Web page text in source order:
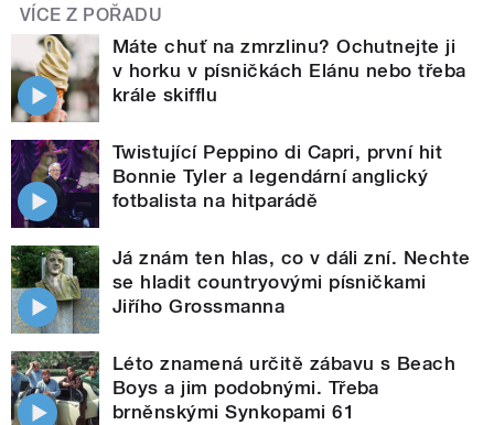
VÍCE Z POŘADU
Máte chuť na zmrzlinu? Ochutnejte ji
v horku v písničkách Elánu nebo třeba
krále skifflu
Twistující Peppino di Capri, první hit
Bonnie Tyler a legendární anglický
fotbalista na hitparádě
Já znám ten hlas, co v dáli zní. Nechte
se hladit countryovými písničkami
Jiřího Grossmanna
Léto znamená určitě zábavu s Beach
Boys a jim podobnými. Třeba
brněnskými Synkopami 61